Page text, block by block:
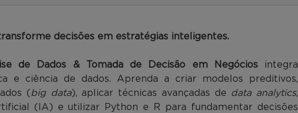
decisões em estratégias inteligentes.
de Dados & Tomada de Decisão em Negóciosintegra
e ciência de dados. Aprenda a criar modelos preditivos,
(big data), aplicar técnicas avançadas de data analytics,
(IA) e utilizar Python e R para fundamentar decisões